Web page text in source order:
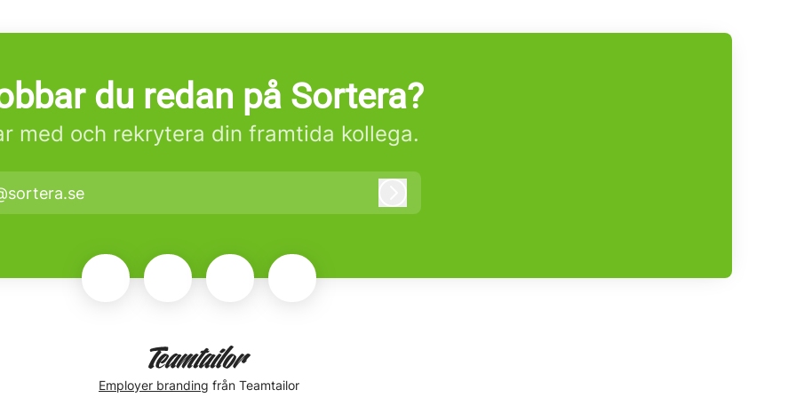
du redan på Sortera?
med och rekrytera din framtida kollega.
Employer branding från Teamtailor